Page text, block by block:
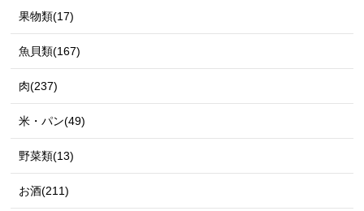
果物類(17)
魚貝類(167)
肉(237)
米・パン(49)
野菜類(13)
お酒(211)